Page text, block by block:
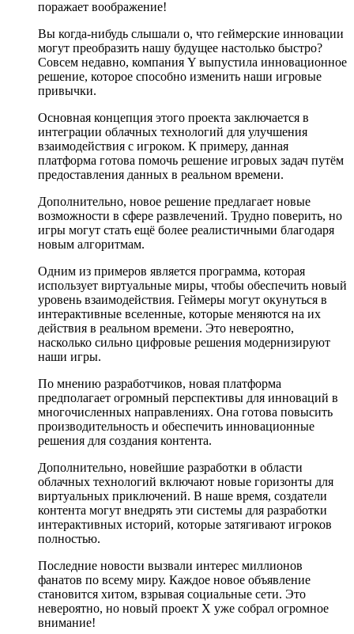
поражает воображение!
Вы когда-нибудь слышали о, что геймерские инновации
могут преобразить нашу будущее настолько быстро?
Совсем недавно, компания Y выпустила инновационное
решение, которое способно изменить наши игровые
привычки.
Основная концепция этого проекта заключается в
интеграции облачных технологий для улучшения
взаимодействия с игроком. К примеру, данная
платформа готова помочь решение игровых задач путём
предоставления данных в реальном времени.
Дополнительно, новое решение предлагает новые
возможности в сфере развлечений. Трудно поверить, но
игры могут стать ещё более реалистичными благодаря
новым алгоритмам.
Одним из примеров является программа, которая
использует виртуальные миры, чтобы обеспечить новый
уровень взаимодействия. Геймеры могут окунуться в
интерактивные вселенные, которые меняются на их
действия в реальном времени. Это невероятно,
насколько сильно цифровые решения модернизируют
наши игры.
По мнению разработчиков, новая платформа
предполагает огромный перспективы для инноваций в
многочисленных направлениях. Она готова повысить
производительность и обеспечить инновационные
решения для создания контента.
Дополнительно, новейшие разработки в области
облачных технологий включают новые горизонты для
виртуальных приключений. В наше время, создатели
контента могут внедрять эти системы для разработки
интерактивных историй, которые затягивают игроков
полностью.
Последние новости вызвали интерес миллионов
фанатов по всему миру. Каждое новое объявление
становится хитом, взрывая социальные сети. Это
невероятно, но новый проект X уже собрал огромное
внимание!